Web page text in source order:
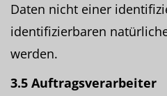
Daten nicht einer
identifizierbaren
werden.
3.5 Auftragsverarbeiter